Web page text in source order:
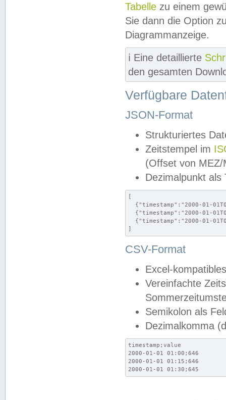
Tabelle zu einem
Sie dann die Option
Diagrammanzeige.
ℹ️ Eine detaillierte
den gesamten
Verfügbare
JSON-Format
Strukturiertes
Zeitstempel im
(Offset von MEZ/
Dezimalpunkt als
[
{"timestamp":"2000-01-
{"timestamp":"2000-01-
{"timestamp":"2000-01-
]
CSV-Format
Excel-
Vereinfachte
Semikolon als
Dezimalkomma
timestamp;value
2000-01-01 01:00;646
2000-01-01 01:15;646
2000-01-01 01:30;645